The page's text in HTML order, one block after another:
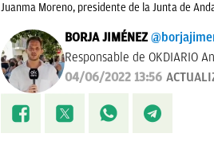
Juanma Moreno, presidente de la Junta de
BORJA JIMÉNEZ
Responsable de OKDIARIO
04/06/2022 13:56